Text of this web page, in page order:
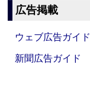
広告掲載
ウェブ広告ガイド
新聞広告ガイド